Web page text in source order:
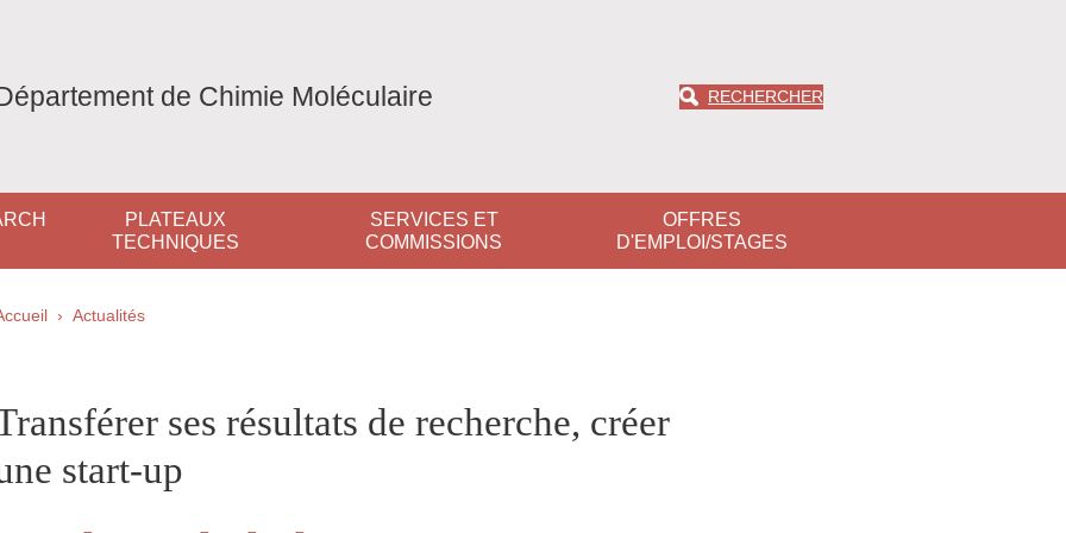
de Chimie Moléculaire RECHERCHER
PLATEAUX
TECHNIQUES
SERVICES ET
COMMISSIONS
OFFRES
D'EMPLOI/STAGES
d'Ariane
Actualités
Sidebarses résultats de recherche, créer
start-up